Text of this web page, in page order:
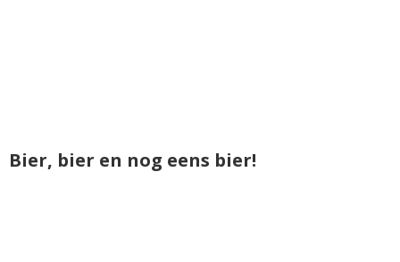
Bier, bier en nog eens bier!